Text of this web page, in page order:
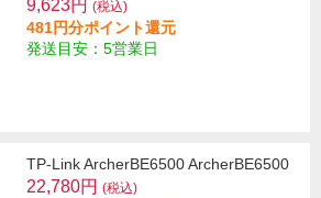
9,623円 (税込)
481円分ポイント還元
発送目安：5営業日
TP-Link ArcherBE6500 ArcherBE6500
22,780円 (税込)